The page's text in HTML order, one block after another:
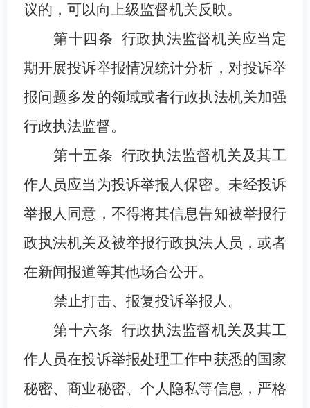
议的，可以向上级监督机关反映。
第十四条 行政执法监督机关应当定
期开展投诉举报情况统计分析，对投诉举
报问题多发的领域或者行政执法机关加强
行政执法监督。
第十五条 行政执法监督机关及其工
作人员应当为投诉举报人保密。未经投诉
举报人同意，不得将其信息告知被举报行
政执法机关及被举报行政执法人员，或者
在新闻报道等其他场合公开。
禁止打击、报复投诉举报人。
第十六条 行政执法监督机关及其工
作人员在投诉举报处理工作中获悉的国家
秘密、商业秘密、个人隐私等信息，严格